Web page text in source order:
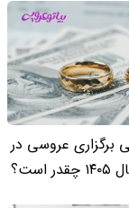
برگزاری عروسی در